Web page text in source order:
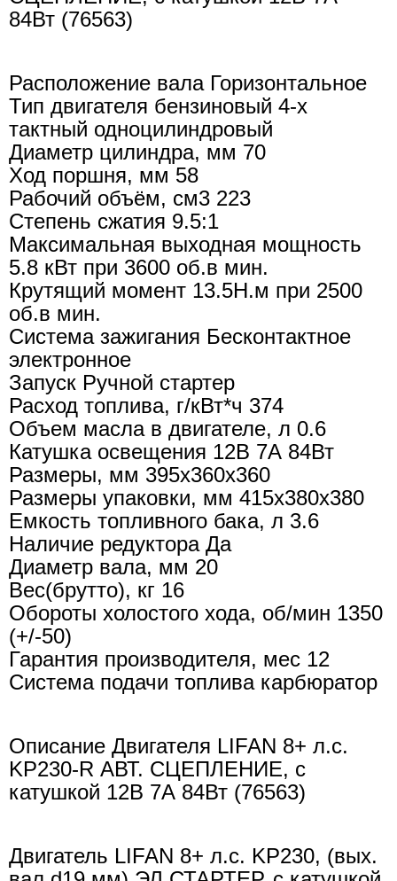
84Вт (76563)
Расположение вала Горизонтальное
Тип двигателя бензиновый 4-х
тактный одноцилиндровый
Диаметр цилиндра, мм 70
Ход поршня, мм 58
Рабочий объём, см3 223
Степень сжатия 9.5:1
Максимальная выходная мощность
5.8 кВт при 3600 об.в мин.
Крутящий момент 13.5Н.м при 2500
об.в мин.
Система зажигания Бесконтактное
электронное
Запуск Ручной стартер
Расход топлива, г/кВт*ч 374
Объем масла в двигателе, л 0.6
Катушка освещения 12В 7А 84Вт
Размеры, мм 395х360х360
Размеры упаковки, мм 415х380х380
Емкость топливного бака, л 3.6
Наличие редуктора Да
Диаметр вала, мм 20
Вес(брутто), кг 16
Обороты холостого хода, об/мин 1350
(+/-50)
Гарантия производителя, мес 12
Система подачи топлива карбюратор
Описание Двигателя LIFAN 8+ л.с.
KP230-R АВТ. СЦЕПЛЕНИЕ, с
катушкой 12В 7А 84Вт (76563)
Двигатель LIFAN 8+ л.с. KP230, (вых.